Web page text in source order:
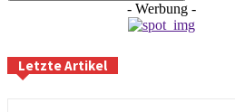
- Werbung -
Letzte Artikel